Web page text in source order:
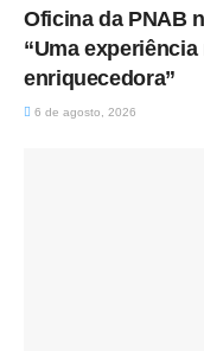
Oficina da PNAB
“Uma
enriquecedora”
6 de agosto, 2026